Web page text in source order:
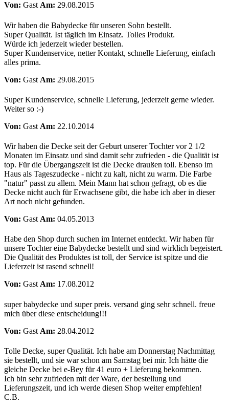
Von: Gast Am: 29.08.2015
Wir haben die Babydecke für unseren Sohn bestellt.
Super Qualität. Ist täglich im Einsatz. Tolles Produkt.
Würde ich jederzeit wieder bestellen.
Super Kundenservice, netter Kontakt, schnelle Lieferung, einfach
alles prima.
Von: Gast Am: 29.08.2015
Super Kundenservice, schnelle Lieferung, jederzeit gerne wieder.
Weiter so :-)
Von: Gast Am: 22.10.2014
Wir haben die Decke seit der Geburt unserer Tochter vor 2 1/2
Monaten im Einsatz und sind damit sehr zufrieden - die Qualität ist
top. Für die Übergangszeit ist die Decke draußen toll. Ebenso im
Haus als Tageszudecke - nicht zu kalt, nicht zu warm. Die Farbe
"natur" passt zu allem. Mein Mann hat schon gefragt, ob es die
Decke nicht auch für Erwachsene gibt, die habe ich aber in dieser
Art noch nicht gefunden.
Von: Gast Am: 04.05.2013
Habe den Shop durch suchen im Internet entdeckt. Wir haben für
unsere Tochter eine Babydecke bestellt und sind wirklich begeistert.
Die Qualität des Produktes ist toll, der Service ist spitze und die
Lieferzeit ist rasend schnell!
Von: Gast Am: 17.08.2012
super babydecke und super preis. versand ging sehr schnell. freue
mich über diese entscheidung!!!
Von: Gast Am: 28.04.2012
Tolle Decke, super Qualität. Ich habe am Donnerstag Nachmittag
sie bestellt, und sie war schon am Samstag bei mir. Ich hätte die
gleiche Decke bei e-Bey für 41 euro + Lieferung bekommen.
Ich bin sehr zufrieden mit der Ware, der bestellung und
Lieferungszeit, und ich werde diesen Shop weiter empfehlen!
C.B.